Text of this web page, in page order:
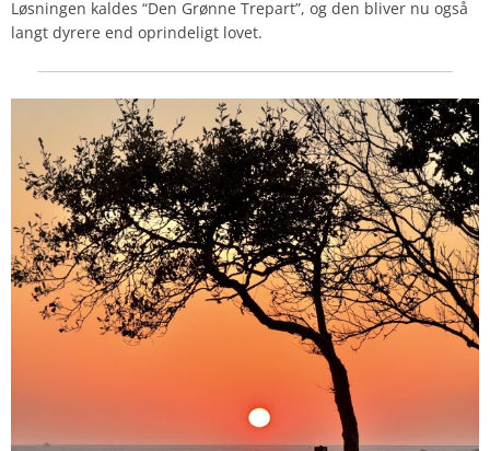
Løsningen kaldes “Den Grønne Trepart”, og den bliver nu også
langt dyrere end oprindeligt lovet.